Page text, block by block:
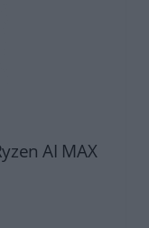
AI MAX